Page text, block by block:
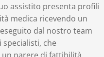
assistito presenta profili
medica ricevendo un
dal nostro team
specialisti, che